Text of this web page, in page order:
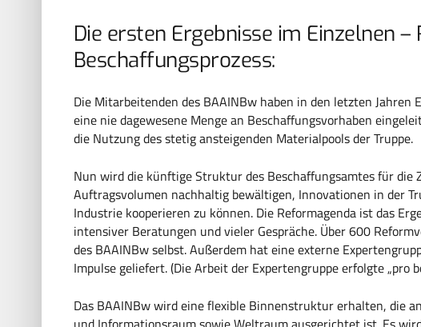
Die ersten Ergebnisse im Einzelnen
Beschaffungsprozess:
Die Mitarbeitenden des BAAINBw haben in den letzten
eine nie dagewesene Menge an Beschaffungsvorhaben
die Nutzung des stetig ansteigenden Materialpools der Truppe.
Nun wird die künftige Struktur des Beschaffungsamtes für
Auftragsvolumen nachhaltig bewältigen, Innovationen in der
Industrie kooperieren zu können. Die Reformagenda ist das
intensiver Beratungen und vieler Gespräche. Über 600
des BAAINBw selbst. Außerdem hat eine externe
Impulse geliefert. (Die Arbeit der Expertengruppe erfolgte „pro
Das BAAINBw wird eine flexible Binnenstruktur erhalten, die